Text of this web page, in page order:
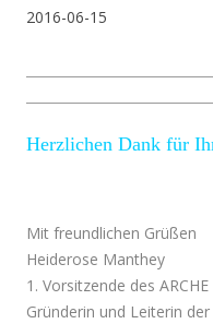
2016-06-15
Herzlichen Dank für
Mit freundlichen Grüßen
Heiderose Manthey
1. Vorsitzende des ARCHE
Gründerin und Leiterin